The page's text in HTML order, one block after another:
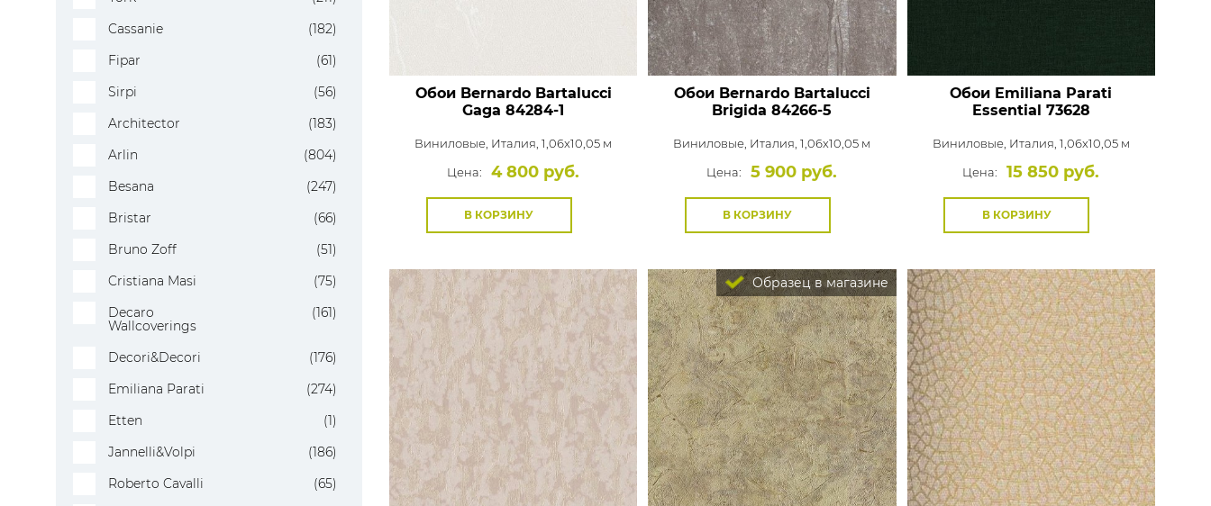
Cassanie
(182)
Fipar
(61)
Sirpi
(56)
Architector
(183)
Arlin
(804)
Besana
(247)
Bristar
(66)
Bruno Zoff
(51)
Cristiana Masi
(75)
Decaro
Wallcoverings
(161)
Decori&Decori
(176)
Emiliana Parati
(274)
Etten
(1)
Jannelli&Volpi
(186)
Roberto Cavalli
(65)
Обои Bernardo Bartalucci
Gaga 84284-1
Виниловые, Италия, 1,06x10,05 м
Цена:
4 800 руб.
В КОРЗИНУ
Обои Bernardo Bartalucci
Brigida 84266-5
Виниловые, Италия, 1,06x10,05 м
Цена:
5 900 руб.
В КОРЗИНУ
Обои Emiliana Parati
Essential 73628
Виниловые, Италия, 1,06x10,05 м
Цена:
15 850 руб.
В КОРЗИНУ
Образец в магазине